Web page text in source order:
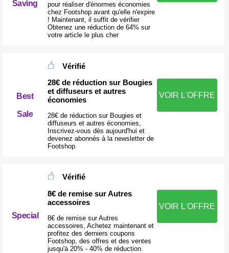
Saving
pour réaliser d'énormes économies
chez Footshop avant qu'elle n'expire
! Maintenant, il suffit de vérifier
Obtenez une réduction de 64% sur
votre article le plus cher
Best
Sale
Vérifié
28€ de réduction sur Bougies
et diffuseurs et autres
économies
28€ de réduction sur Bougies et
diffuseurs et autres économies,
Inscrivez-vous dès aujourd'hui et
devenez abonnés à la newsletter de
Footshop.
VOIR L'OFFRE
Special
Vérifié
8€ de remise sur Autres
accessoires
8€ de remise sur Autres
accessoires, Achetez maintenant et
profitez des derniers coupons
Footshop, des offres et des ventes
jusqu'à 20% - 40% de réduction.
VOIR L'OFFRE